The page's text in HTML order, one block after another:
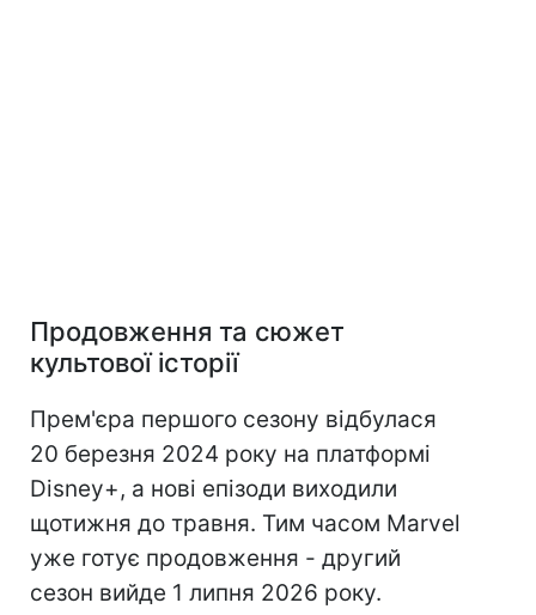
Продовження та сюжет
культової історії
Прем'єра першого сезону відбулася
20 березня 2024 року на платформі
Disney+, а нові епізоди виходили
щотижня до травня. Тим часом Marvel
уже готує продовження - другий
сезон вийде 1 липня 2026 року.